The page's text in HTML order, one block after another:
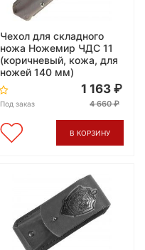
Чехол для складного
ножа Ножемир ЧДС 11
(коричневый, кожа, для
ножей 140 мм)
Под заказ
1 163
4 660
В КОРЗИНУ